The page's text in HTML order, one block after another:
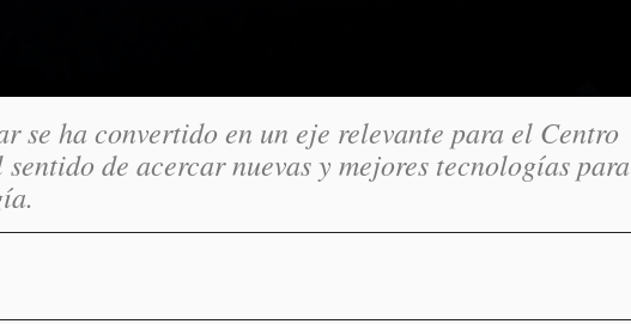
se ha convertido en un eje relevante para el Centro
de acercar nuevas y mejores tecnologías para